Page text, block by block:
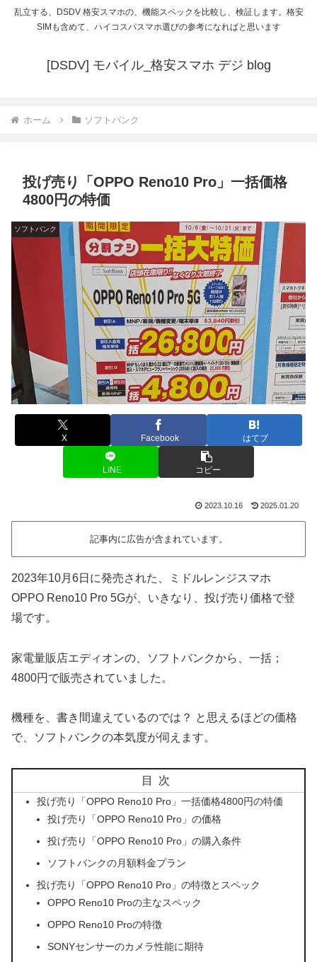
乱立する、DSDV 格安スマホの、機能スペックを比較し、検証します。格安
SIMも含めて、ハイコスパスマホ選びの参考になればと思います
[DSDV] モバイル_格安スマホ デジ blog
ホーム ソフトバンク
投げ売り「OPPO Reno10 Pro」一括価格
4800円の特価
ソフトバンク
X Facebook はてブ
LINE コピー
2023.10.16 2025.01.20
記事内に広告が含まれています。
2023年10月6日に発売された、ミドルレンジスマホ
OPPO Reno10 Pro 5Gが、いきなり、投げ売り価格で登
場です。
家電量販店エディオンの、ソフトバンクから、一括；
4800円で販売されていました。
機種を、書き間違えているのでは？ と思えるほどの価格
で、ソフトバンクの本気度が伺えます。
目次
投げ売り「OPPO Reno10 Pro」一括価格4800円の特価
投げ売り「OPPO Reno10 Pro」の価格
投げ売り「OPPO Reno10 Pro」の購入条件
ソフトバンクの月額料金プラン
投げ売り「OPPO Reno10 Pro」の特徴とスペック
OPPO Reno10 Proの主なスペック
OPPO Reno10 Proの特徴
SONYセンサーのカメラ性能に期待